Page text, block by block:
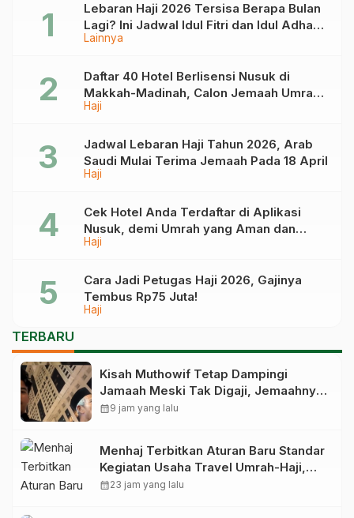
Lainnya
Lebaran Haji 2026 Tersisa Berapa Bulan
Lagi? Ini Jadwal Idul Fitri dan Idul Adha
Tahun Depan
Haji
Daftar 40 Hotel Berlisensi Nusuk di
Makkah-Madinah, Calon Jemaah Umrah
Cek di Sini
Haji
Jadwal Lebaran Haji Tahun 2026, Arab
Saudi Mulai Terima Jemaah Pada 18 April
Haji
Cek Hotel Anda Terdaftar di Aplikasi
Nusuk, demi Umrah yang Aman dan
Tidak Dimanipulasi
Haji
Cara Jadi Petugas Haji 2026, Gajinya
Tembus Rp75 Juta!
TERBARU
Kisah Muthowif Tetap Dampingi
Jamaah Meski Tak Digaji, Jemaahnya
Korban Penelantaran Pihak Travel
calendar_month9 jam yang lalu
Menhaj Terbitkan Aturan Baru Standar
Kegiatan Usaha Travel Umrah-Haji,
Siap-siap Disanksi Jika Melanggar
calendar_month23 jam yang lalu